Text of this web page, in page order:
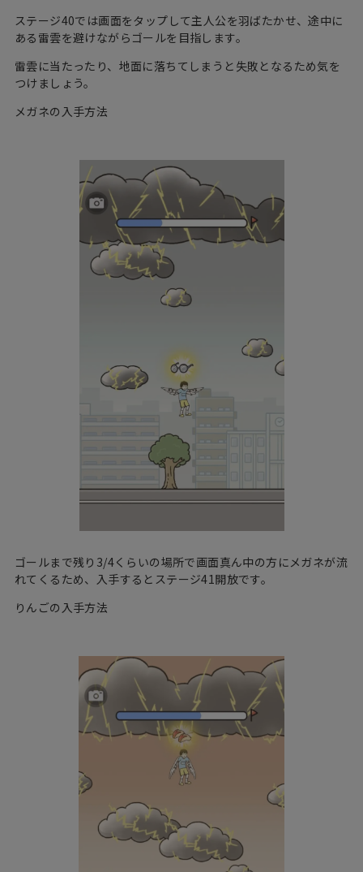
ステージ40では画面をタップして主人公を羽ばたかせ、途中に
ある雷雲を避けながらゴールを目指します。
雷雲に当たったり、地面に落ちてしまうと失敗となるため気を
つけましょう。
メガネの入手方法
ゴールまで残り3/4くらいの場所で画面真ん中の方にメガネが流
れてくるため、入手するとステージ41開放です。
りんごの入手方法